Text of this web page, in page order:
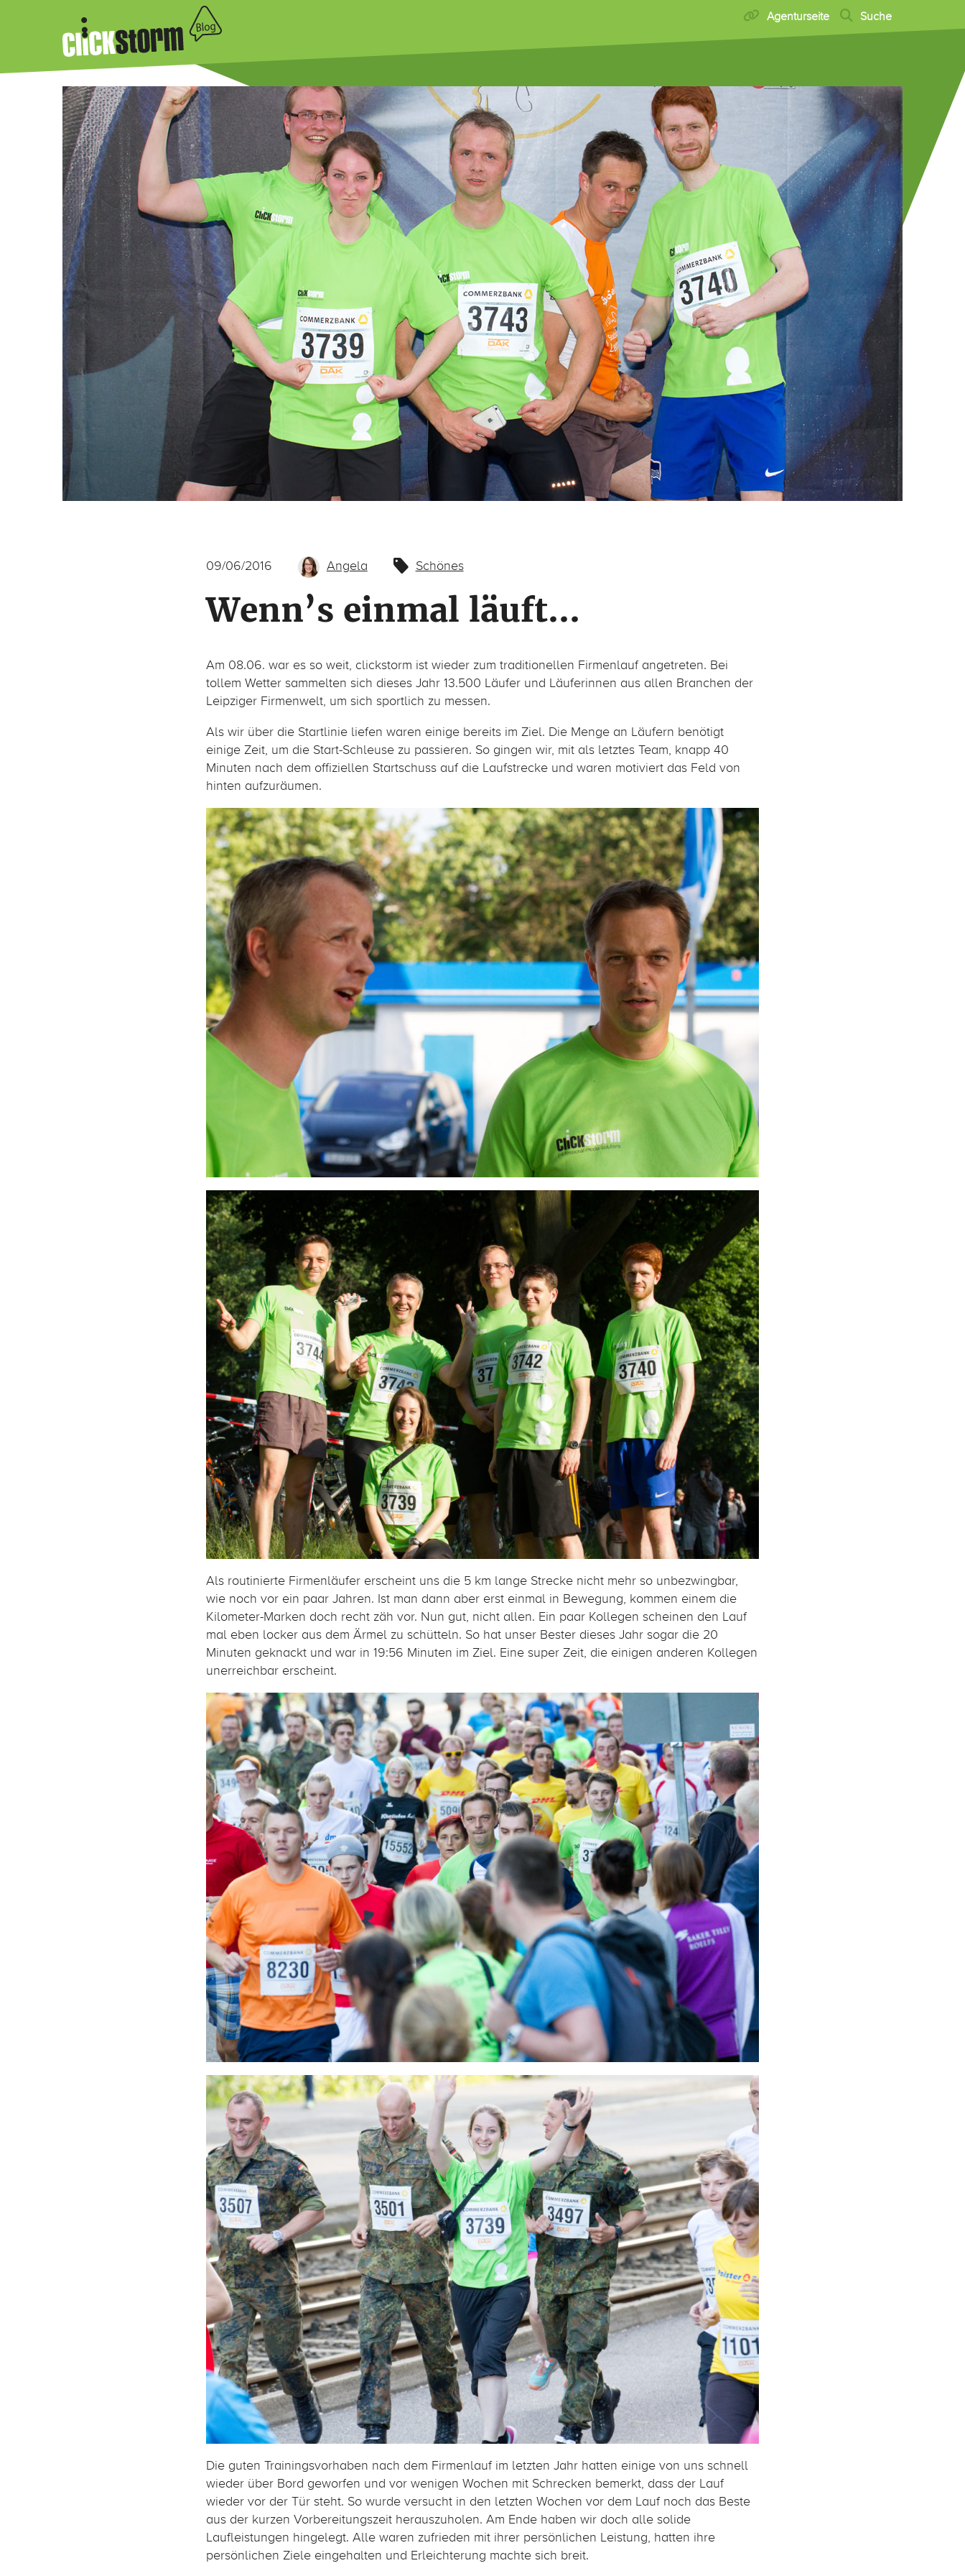
Agenturseite Suche
09/06/2016 Angela Schönes
Wenn’s einmal läuft…
Am 08.06. war es so weit, clickstorm ist wieder zum traditionellen Firmenlauf angetreten. Bei
tollem Wetter sammelten sich dieses Jahr 13.500 Läufer und Läuferinnen aus allen Branchen der
Leipziger Firmenwelt, um sich sportlich zu messen.
Als wir über die Startlinie liefen waren einige bereits im Ziel. Die Menge an Läufern benötigt
einige Zeit, um die Start-Schleuse zu passieren. So gingen wir, mit als letztes Team, knapp 40
Minuten nach dem offiziellen Startschuss auf die Laufstrecke und waren motiviert das Feld von
hinten aufzuräumen.
Als routinierte Firmenläufer erscheint uns die 5 km lange Strecke nicht mehr so unbezwingbar,
wie noch vor ein paar Jahren. Ist man dann aber erst einmal in Bewegung, kommen einem die
Kilometer-Marken doch recht zäh vor. Nun gut, nicht allen. Ein paar Kollegen scheinen den Lauf
mal eben locker aus dem Ärmel zu schütteln. So hat unser Bester dieses Jahr sogar die 20
Minuten geknackt und war in 19:56 Minuten im Ziel. Eine super Zeit, die einigen anderen Kollegen
unerreichbar erscheint.
Die guten Trainingsvorhaben nach dem Firmenlauf im letzten Jahr hatten einige von uns schnell
wieder über Bord geworfen und vor wenigen Wochen mit Schrecken bemerkt, dass der Lauf
wieder vor der Tür steht. So wurde versucht in den letzten Wochen vor dem Lauf noch das Beste
aus der kurzen Vorbereitungszeit herauszuholen. Am Ende haben wir doch alle solide
Laufleistungen hingelegt. Alle waren zufrieden mit ihrer persönlichen Leistung, hatten ihre
persönlichen Ziele eingehalten und Erleichterung machte sich breit.